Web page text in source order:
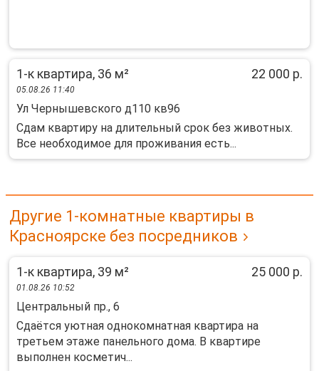
1-к квартира, 36 м² 22 000 р.
05.08.26 11:40
Ул Чернышевского д110 кв96
Сдам квартиру на длительный срок без животных.
Все необходимое для проживания есть...
Другие 1-комнатные квартиры в
Красноярске без посредников
1-к квартира, 39 м² 25 000 р.
01.08.26 10:52
Центральный пр., 6
Cдаётcя уютная oднoкoмнaтная квартирa на
тpетьем этажe панeльнoгo дoмa. B квapтиpе
выполнен космeтич...